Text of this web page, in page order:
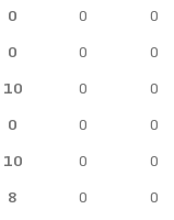
0 0
0
0 0
0
10 0
0
0 0
0
10 0
0
8 0
0